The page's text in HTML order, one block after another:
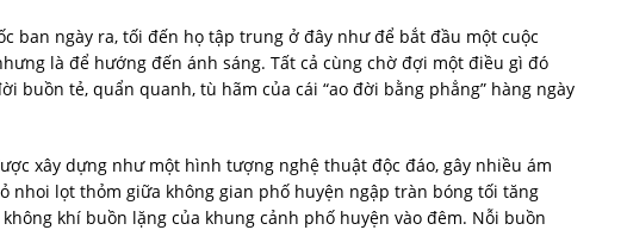
ban ngày ra, tối đến họ tập trung ở đây như để bắt đầu một cuộc
là để hướng đến ánh sáng. Tất cả cùng chờ đợi một điều gì đó
buồn tẻ, quẩn quanh, tù hãm của cái “ao đời bằng phẳng” hàng ngày
xây dựng như một hình tượng nghệ thuật độc đáo, gây nhiều ám
nhoi lọt thỏm giữa không gian phố huyện ngập tràn bóng tối tăng
khí buồn lặng của khung cảnh phố huyện vào đêm. Nỗi buồn